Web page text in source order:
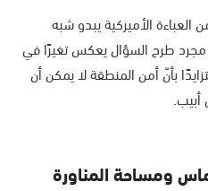
الأميركية يبدو شبه
طرح السؤال يعكس تغيرًا في
بأنّ أمن المنطقة لا يمكن أن
ومساحة المناورة